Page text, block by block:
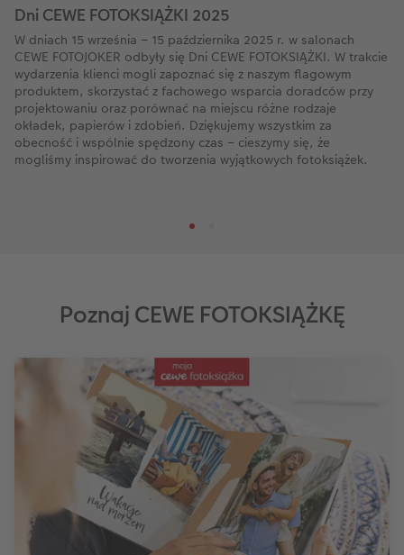
Dni CEWE FOTOKSIĄŻKI 2025
W dniach 15 września – 15 października 2025 r. w salonach
CEWE FOTOJOKER odbyły się Dni CEWE FOTOKSIĄŻKI. W trakcie
wydarzenia klienci mogli zapoznać się z naszym flagowym
produktem, skorzystać z fachowego wsparcia doradców przy
projektowaniu oraz porównać na miejscu różne rodzaje
okładek, papierów i zdobień. Dziękujemy wszystkim za
obecność i wspólnie spędzony czas – cieszymy się, że
mogliśmy inspirować do tworzenia wyjątkowych fotoksiążek.
Poznaj CEWE FOTOKSIĄŻKĘ